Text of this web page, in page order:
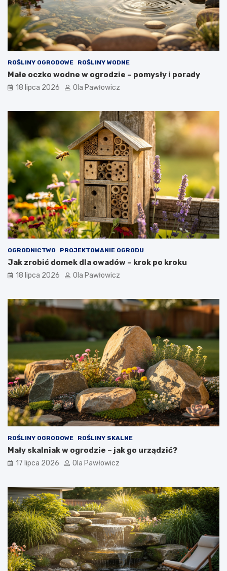
ROŚLINY OGRODOWE ROŚLINY WODNE
Małe oczko wodne w ogrodzie – pomysły i porady
18 lipca 2026 Ola Pawłowicz
OGRODNICTWO PROJEKTOWANIE OGRODU
Jak zrobić domek dla owadów – krok po kroku
18 lipca 2026 Ola Pawłowicz
ROŚLINY OGRODOWE ROŚLINY SKALNE
Mały skalniak w ogrodzie – jak go urządzić?
17 lipca 2026 Ola Pawłowicz